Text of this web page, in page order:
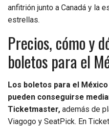
anfitrión junto a Canadá y la
estrellas.
Precios, cómo y
boletos para el
Los boletos para el
pueden conseguirse
Ticketmaster, además de
Viagogo y SeatPick. En